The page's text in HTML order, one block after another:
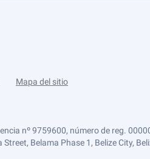
Mapa del sitio
nº 9759600, número de reg.
Belama Phase 1, Belize City,